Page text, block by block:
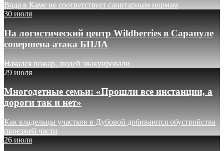
Вода в Каме не соответствует санитарным нормам
30 июля
На логистический центр Wildberries в Сарапуле
совершена атака БПЛА
Начался пожар, людей эвакуировали
29 июля
Многодетные семьи: «Прошли все инстанции, а
дороги так и нет»
Как владельцы участков в Дубовой добиваются обустройства
проезжей части
26 июля